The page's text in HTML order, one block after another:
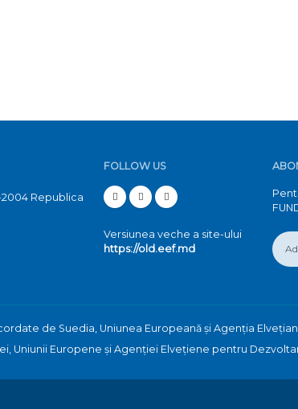
2004 Republica
FOLLOW US
Versiunea veche a site-ului
https://old.eef.md
de Suedia, Uniunea Europeană și Agenția
Uniunii Europene și Agenției Elvețiene pentru